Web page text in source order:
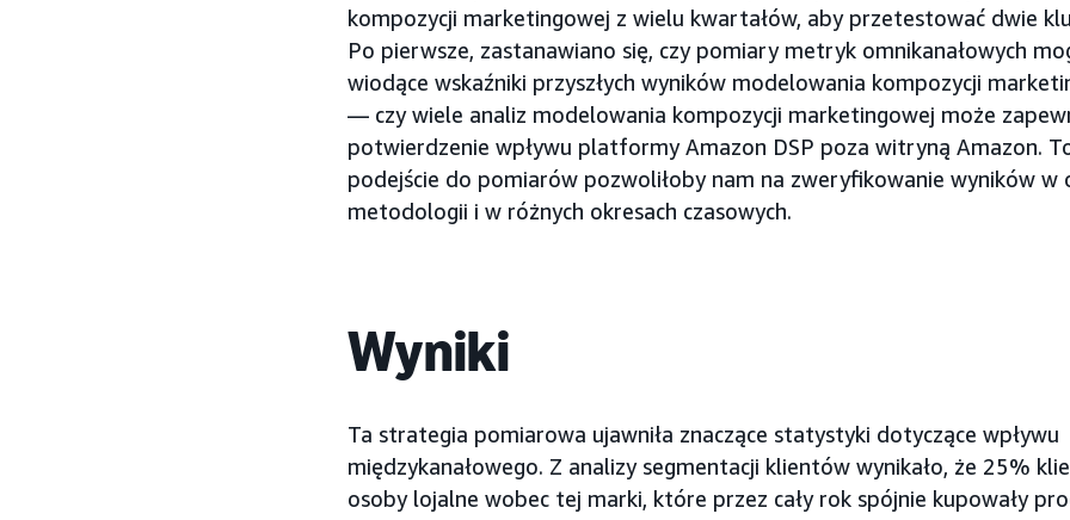
kompozycji marketingowej z wielu kwartałów, aby przetestować dwie
Po pierwsze, zastanawiano się, czy pomiary metryk omnikanałowych
wiodące wskaźniki przyszłych wyników modelowania kompozycji
— czy wiele analiz modelowania kompozycji marketingowej może
potwierdzenie wpływu platformy Amazon DSP poza witryną Amazon.
podejście do pomiarów pozwoliłoby nam na zweryfikowanie wyników w
metodologii i w różnych okresach czasowych.
Wyniki
Ta strategia pomiarowa ujawniła znaczące statystyki dotyczące wpływu
międzykanałowego. Z analizy segmentacji klientów wynikało, że 25%
osoby lojalne wobec tej marki, które przez cały rok spójnie kupowały